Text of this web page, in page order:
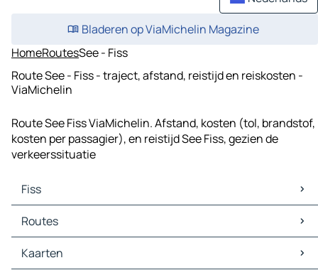
Bladeren op ViaMichelin Magazine
HomeRoutesSee - Fiss
Route See - Fiss - traject, afstand, reistijd en reiskosten -
ViaMichelin
Route See Fiss ViaMichelin. Afstand, kosten (tol, brandstof,
kosten per passagier), en reistijd See Fiss, gezien de
verkeerssituatie
Fiss
Fiss Kaarten
Fiss Verkeer
Fiss Hotels
Fiss Restaurants
Routes
Routes Fiss - Landeck
Routes Fiss - Sankt Leonhard im Pitztal
Kaarten